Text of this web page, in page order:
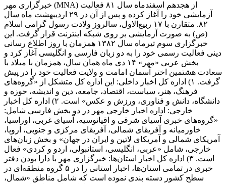
خبرگزاری مهر (MNA) از هجدهم اسفندماه سال ۸۱ فعالیت
آزمایشی خود را آغاز کرده و پس از آن در ۲۹ اردیبهشت ماه سال
۸۲. متقارن با ۱۷ ربیع‌الاول، سالروز ولادت رسول گرامی اسلام
(ص) به صورت آزمایشی بر روی شبکه اینترنت قرار گرفت. این
خبرگزاری سوم تیرماه سال ۱۳۸۲ همزمان با روز اطلاع رسانی
دینی فعالیت رسمی خود را به دو زبان فارسی و انگلیسی آغاز کرد و
بخش عربی «مهر» ۱۴ دی ماه همان سال، همزمان با میلاد با
سعادت هشتمین اختر آسمان امامت و ولایت فعالیت خود را در پیش
گرفت. ۱) اداره کل اخبار داخلی: این اداره کل متشکل از «گروه‌های
فرهنگ، هنر، سیاست، اقتصاد، جامعه، دین و اندیشه، حوزه و
دانشگاه، دانش و فناوری، ورزش و عکس» است. ۲) اداره کل اخبار
خارجی: اداره اخبار خارجی مهر در دو بخش فارسی شامل:
«گروه‌های خبری آسیای شرقی و اقیانوسیه، آسیای غربی، اوراسیا،
خاورمیانه و آفریقای شمالی، آفریقای مرکزی و جنوبی، اروپا،
آمریکای شمالی و آمریکای لاتین و ایران در جهان» و بخش زبان‌های
خارجی، شامل «عربی، انگلیسی، استانبولی، اردو و کردی» فعال
است. ۳) اداره کل اخبار استان‌ها: خبرگزاری مهر با دارا بودن دفتر
خبری در تمامی استان‌ها، اخبار استانی را در ۵ گروه منطقه‌ای در
سطح کشور دسته بندی نموده است که شامل مناطق «شمال،